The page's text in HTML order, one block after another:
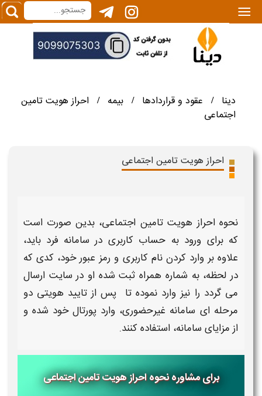
|||
دینا / عقود و قراردادها / بیمه /
احراز هویت تامین
اجتماعی
احراز هویت تامین اجتماعی
نحوه احراز هویت تامین اجتماعی، بدین صورت است
که برای ورود به حساب کاربری در سامانه فرد باید،
علاوه بر وارد کردن نام کاربری و رمز عبور خود، کدی که
در لحظه، به شماره همراه ثبت شده او در سایت ارسال
می گردد را نیز وارد نموده تا پس از تایید هویتی دو
مرحله ای سامانه غیرحضوری، وارد پورتال خود شده و
ازمزایای سامانه، استفاده کنند.
برای مشاوره نحوه احراز هویت تامین اجتماعی